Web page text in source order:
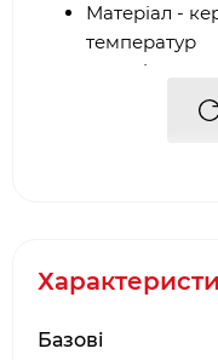
Матеріал -
матеріал
отвору, це значно
Базові